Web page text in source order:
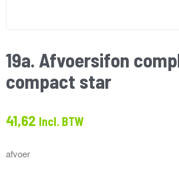
19a. Afvoersifon
compact star
41,62 Incl. BTW
afvoer